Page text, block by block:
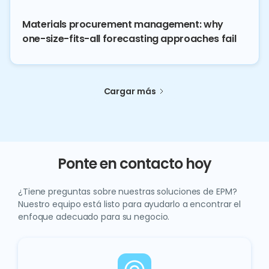
Materials procurement management: why
one-size-fits-all forecasting approaches fail
Cargar más
Ponte en contacto hoy
¿Tiene preguntas sobre nuestras soluciones de EPM?
Nuestro equipo está listo para ayudarlo a encontrar el
enfoque adecuado para su negocio.